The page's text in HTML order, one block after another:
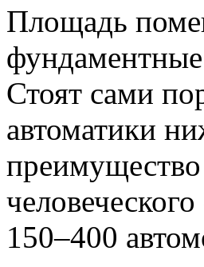
Площадь
Стоят сами
автоматики
150–400